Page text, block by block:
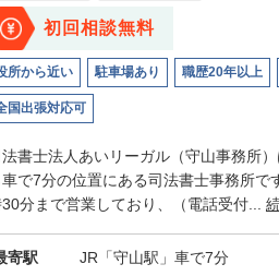
初回相談無料
所から近い 駐車場あり 職歴20年以上
国出張対応可
書士法人あいリーガル（守山事務所
車で7分の位置にある司法書士事務所で
分まで営業しており、（電話受付...
寄駅 JR「守山駅」車で7分